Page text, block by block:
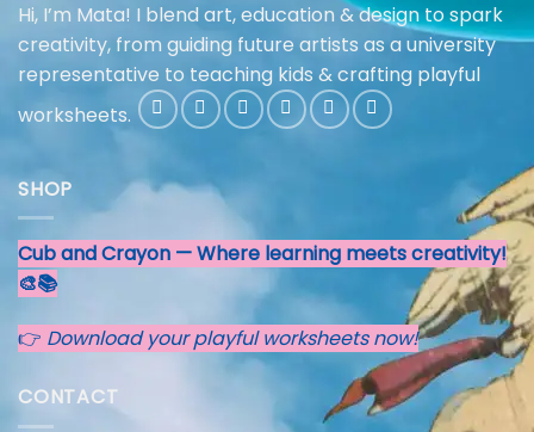
Hi, I’m Mata! I blend art, education & design to spark
creativity, from guiding future artists as a university
representative to teaching kids & crafting playful
worksheets.
SHOP
Cub and Crayon — Where learning meets creativity!
🎨📚
👉 Download your playful worksheets now!
CONTACT